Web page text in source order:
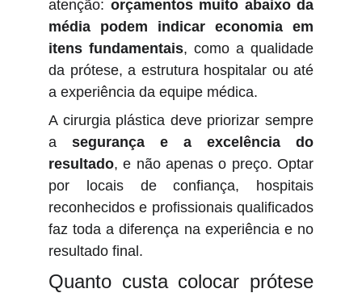
atenção: orçamentos muito abaixo da
média podem indicar economia em
itens fundamentais, como a qualidade
da prótese, a estrutura hospitalar ou até
a experiência da equipe médica.
A cirurgia plástica deve priorizar sempre
a segurança e a excelência do
resultado, e não apenas o preço. Optar
por locais de confiança, hospitais
reconhecidos e profissionais qualificados
faz toda a diferença na experiência e no
resultado final.
Quanto custa colocar prótese